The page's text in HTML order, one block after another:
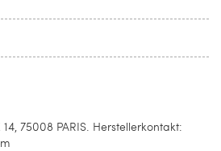
14, 75008 PARIS. Herstellerkontakt: